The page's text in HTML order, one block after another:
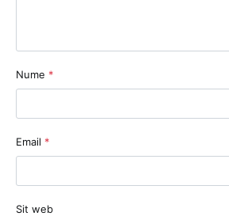
Nume *
Email *
Sit web